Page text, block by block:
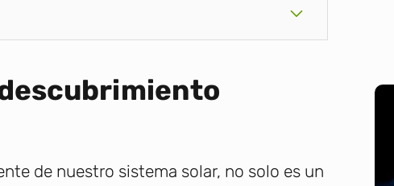
de nuestro sistema solar, no solo es un